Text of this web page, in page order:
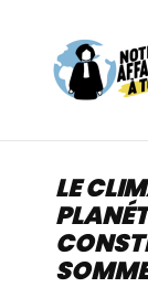
contenu
LE